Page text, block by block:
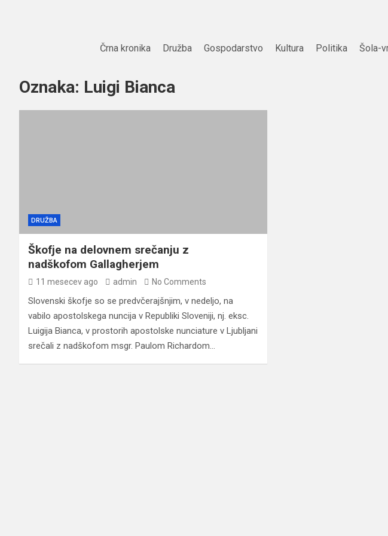
Črna kronika Družba Gospodarstvo Kultura Politika Šola-
Oznaka: Luigi Bianca
DRUŽBA
Škofje na delovnem srečanju z
nadškofom Gallagherjem
11 mesecev ago admin No Comments
Slovenski škofje so se predvčerajšnjim, v nedeljo, na
vabilo apostolskega nuncija v Republiki Sloveniji, nj. eksc.
Luigija Bianca, v prostorih apostolske nunciature v Ljubljani
srečali z nadškofom msgr. Paulom Richardom…